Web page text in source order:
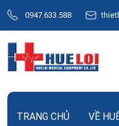
0947.633.588
TRANG CHỦ VỀ